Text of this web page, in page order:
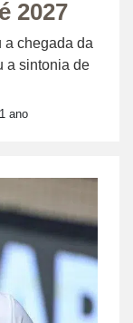
2027
a chegada da
a sintonia de
ano